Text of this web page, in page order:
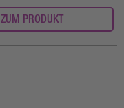
ZUM PRODUKT